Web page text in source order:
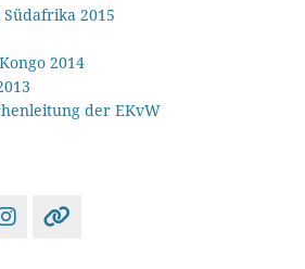
2015
2014
der EKvW
Instagram